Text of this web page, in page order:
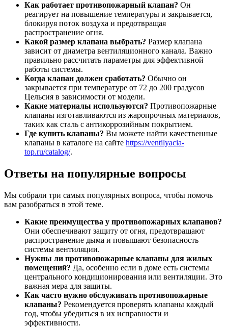
Как работает противопожарный клапан? Он
реагирует на повышение температуры и закрывается,
блокируя поток воздуха и предотвращая
распространение огня.
Какой размер клапана выбрать? Размер клапана
зависит от диаметра вентиляционного канала. Важно
правильно рассчитать параметры для эффективной
работы системы.
Когда клапан должен сработать? Обычно он
закрывается при температуре от 72 до 200 градусов
Цельсия в зависимости от модели.
Какие материалы используются? Противопожарные
клапаны изготавливаются из жаропрочных материалов,
таких как сталь с антикоррозийным покрытием.
Где купить клапаны? Вы можете найти качественные
клапаны в каталоге на сайте https://ventilyacia-
top.ru/catalog/.
Ответы на популярные вопросы
Мы собрали три самых популярных вопроса, чтобы помочь
вам разобраться в этой теме.
Какие преимущества у противопожарных клапанов?
Они обеспечивают защиту от огня, предотвращают
распространение дыма и повышают безопасность
системы вентиляции.
Нужны ли противопожарные клапаны для жилых
помещений? Да, особенно если в доме есть системы
центрального кондиционирования или вентиляции. Это
важная мера для защиты.
Как часто нужно обслуживать противопожарные
клапаны? Рекомендуется проверять клапаны каждый
год, чтобы убедиться в их исправности и
эффективности.